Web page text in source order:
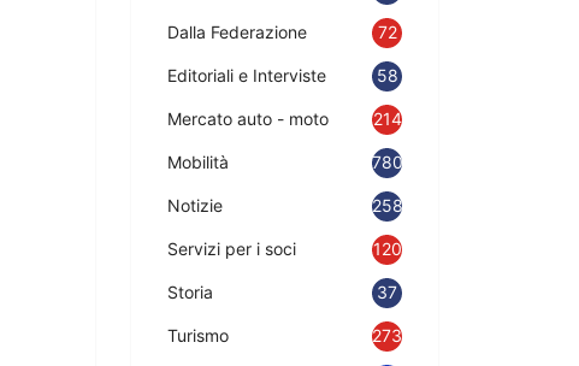
Dalla Federazione 72
Editoriali e Interviste 58
Mercato auto - moto 214
Mobilità 780
Notizie 2583
Servizi per i soci 120
Storia 37
Turismo 273